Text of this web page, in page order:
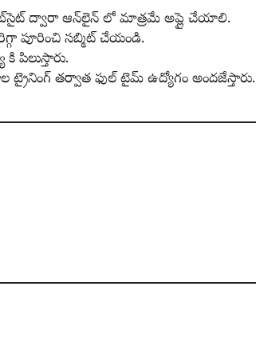
ద్వారా ఆన్‌లైన్ లో మాత్రమే అప్లై చేయాలి.
పూరించి సబ్మిట్ చేయండి.
కి పిలుస్తారు.
ట్రైనింగ్ తర్వాత ఫుల్ టైమ్ ఉద్యోగం అందజేస్తారు.